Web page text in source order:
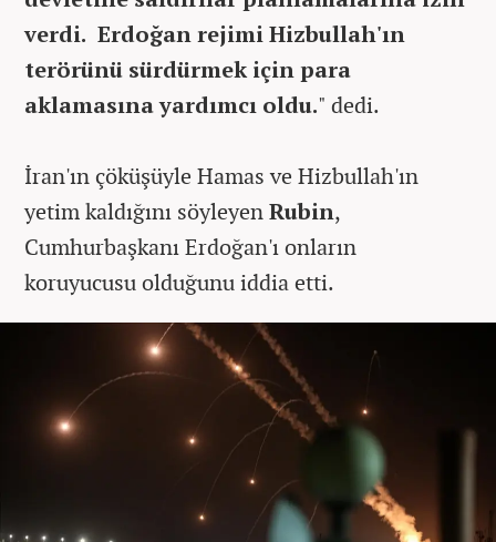
verdi. Erdoğan rejimi Hizbullah'ın
terörünü sürdürmek için para
aklamasına yardımcı oldu." dedi.
İran'ın çöküşüyle Hamas ve Hizbullah'ın
yetim kaldığını söyleyenRubin,
Cumhurbaşkanı Erdoğan'ı onların
koruyucusu olduğunu iddia etti.